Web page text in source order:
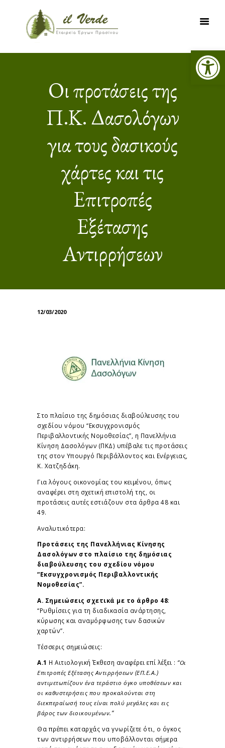
Ανοίξτε τη γραμμή εργαλείων
Οι προτάσεις της
Π.Κ. Δασολόγων
για τους δασικούς
χάρτες και τις
Επιτροπές
Εξέτασης
Αντιρρήσεων
ΥΠΗΡΕΣΙΕΣ
ΕΡΓΑ
ΔΑΣΙΚΟΙ ΧΑΡΤΕΣ
ΨΗΦΙΑΚΗ
ΧΑΡΤΟΓΡΑΦΗΣΗ
ΝΕΑ
ΕΠΙΚΟΙΝΩΝΙΑ
12/03/2020
Στο πλαίσιο της δημόσιας διαβούλευσης του
σχεδίου νόμου “Εκσυγχρονισμός
Περιβαλλοντικής Νομοθεσίας”, η Πανελλήνια
Κίνηση Δασολόγων (ΠΚΔ) υπέβαλε τις προτάσεις
της στον Υπουργό Περιβάλλοντος και Ενέργειας,
Κ. Χατζηδάκη.
Για λόγους οικονομίας του κειμένου, όπως
αναφέρει στη σχετική επιστολή της, οι
προτάσεις αυτές εστιάζουν στα άρθρα 48 και
49.
Αναλυτικότερα:
Προτάσεις της Πανελλήνιας Κίνησης
Δασολόγων στο πλαίσιο της δημόσιας
διαβούλευσης του σχεδίου νόμου
“Εκσυγχρονισμός Περιβαλλοντικής
Νομοθεσίας”.
Α. Σημειώσεις σχετικά με το άρθρο 48:
“Ρυθμίσεις για τη διαδικασία ανάρτησης,
κύρωσης και αναμόρφωσης των δασικών
χαρτών”.
Τέσσερις σημειώσεις:
Α.1 Η Αιτιολογική Έκθεση αναφέρει επί λέξει : “Οι
Επιτροπές Εξέτασης Αντιρρήσεων (ΕΠ.Ε.Α.)
αντιμετωπίζουν ένα τεράστιο όγκο υποθέσεων και
οι καθυστερήσεις που προκαλούνται στη
διεκπεραίωσή τους είναι πολύ μεγάλες και εις
βάρος των διοικουμένων.”
Θα πρέπει καταρχάς να γνωρίζετε ότι, ο όγκος
των αντιρρήσεων που υποβάλλονται σήμερα